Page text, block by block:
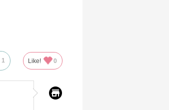
1 Like! 0